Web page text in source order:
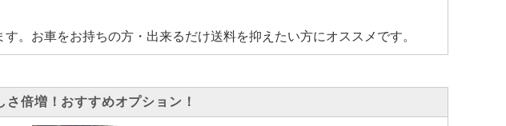
。お車をお持ちの方・出来るだけ送料を抑えたい方にオススメです。
さ倍増！おすすめオプション！